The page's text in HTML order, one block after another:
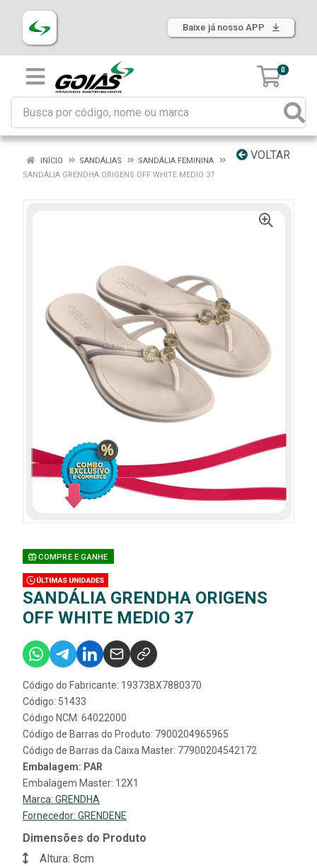
Baixe já nosso APP
0
VOLTAR
INÍCIO SANDÁLIAS
SANDÁLIA FEMININA
SANDÁLIA GRENDHA ORIGENS OFF WHITE MEDIO 37
COMPRE E GANHE
SANDÁLIA GRENDHA ORIGENS
OFF WHITE MEDIO 37
Código do Fabricante: 19373BX7880370
Código: 51433
Código NCM: 64022000
Código de Barras do Produto: 7900204965965
Código de Barras da Caixa Master: 77900204542172
Embalagem: PAR
Embalagem Master: 12X1
Marca: GRENDHA
Fornecedor: GRENDENE
Dimensões do Produto
Altura: 8cm